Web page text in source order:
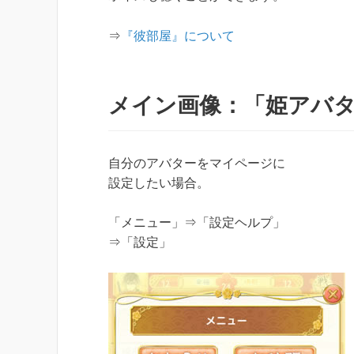
⇒ 『彼部屋』について
メイン画像：「姫アバ
自分のアバターをマイページに
設定したい場合。
「メニュー」⇒「設定ヘルプ」
⇒「設定」